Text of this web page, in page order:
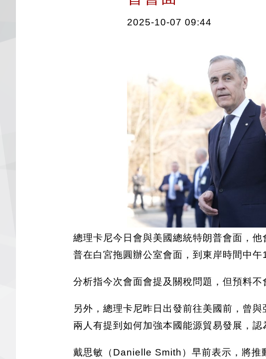
2025-10-07 09:44
總理卡尼今日會與美國總統特朗普會面，
普在白宮拖圓辦公室會面，到東岸時間中
分析指今次會面會提及關稅問題，但預料不
另外，總理卡尼昨日出發前往美國前，曾
兩人有提到如何加強本國能源貿易發展，認
戴思敏（Danielle Smith）早前表示，將推